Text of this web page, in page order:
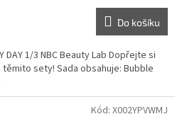
Do košíku
1/3 NBC Beauty Lab Dopřejte si
sety! Sada obsahuje: Bubble
Kód: X002YPVWMJ